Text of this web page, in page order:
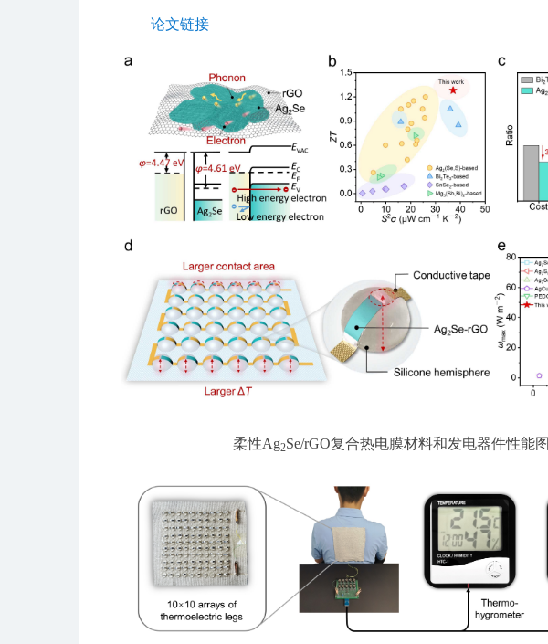
论文链接
柔性Ag2Se/rGO复合热电膜材料和发电器件性能图